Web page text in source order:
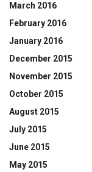
March 2016
February 2016
January 2016
December 2015
November 2015
October 2015
August 2015
July 2015
June 2015
May 2015